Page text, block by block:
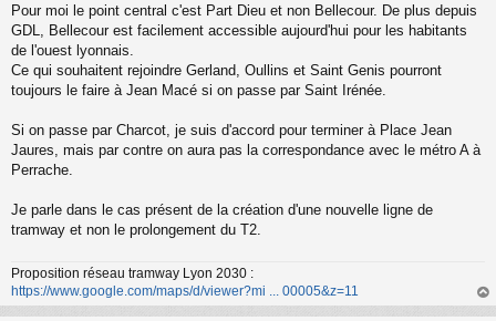
o
n
u
Pour moi le point central c'est Part Dieu et non Bellecour. De plus depuis
GDL, Bellecour est facilement accessible aujourd'hui pour les habitants
de l'ouest lyonnais.
Ce qui souhaitent rejoindre Gerland, Oullins et Saint Genis pourront
toujours le faire à Jean Macé si on passe par Saint Irénée.
Si on passe par Charcot, je suis d'accord pour terminer à Place Jean
Jaures, mais par contre on aura pas la correspondance avec le métro A à
Perrache.
Je parle dans le cas présent de la création d'une nouvelle ligne de
tramway et non le prolongement du T2.
Proposition réseau tramway Lyon 2030 :
https://www.google.com/maps/d/viewer?mi ... 00005&z=11
au